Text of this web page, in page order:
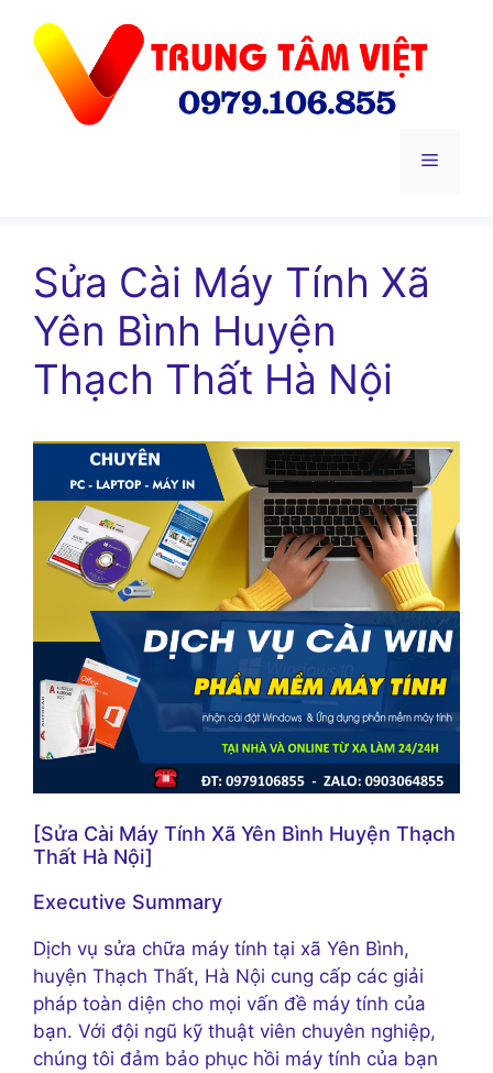
Menu
Sửa Cài Máy Tính Xã
Yên Bình Huyện
Thạch Thất Hà Nội
[Sửa Cài Máy Tính Xã Yên Bình Huyện Thạch
Thất Hà Nội]
Executive Summary
Dịch vụ sửa chữa máy tính tại xã Yên Bình,
huyện Thạch Thất, Hà Nội cung cấp các giải
pháp toàn diện cho mọi vấn đề máy tính của
bạn. Với đội ngũ kỹ thuật viên chuyên nghiệp,
chúng tôi đảm bảo phục hồi máy tính của bạn